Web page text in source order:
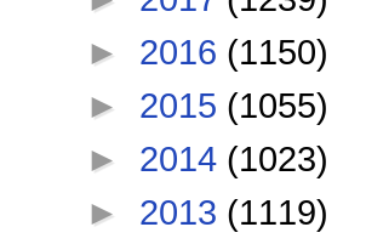
► 2016 (1150)
► 2015 (1055)
► 2014 (1023)
► 2013 (1119)